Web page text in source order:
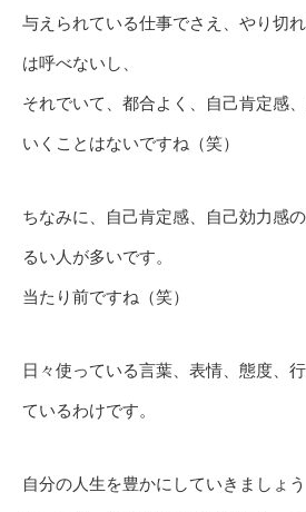
与えられている仕事でさえ、やり切
は呼べないし、
それでいて、都合よく、自己肯定感
いくことはないですね（笑）
ちなみに、自己肯定感、自己効力感
るい人が多いです。
当たり前ですね（笑）
日々使っている言葉、表情、態度、
ているわけです。
自分の人生を豊かにしていきましょう